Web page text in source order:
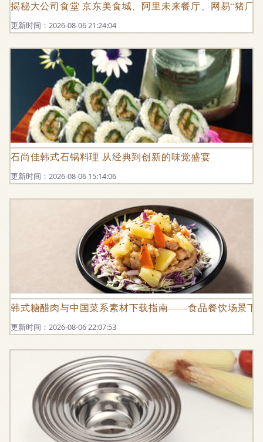
揭秘大公司食堂 京东美食城、阿里未来餐厅、网易“猪厂
更新时间：2026-08-06 21:24:04
石尚佳韩式石锅料理 从经典到创新的味觉盛宴
更新时间：2026-08-06 15:14:06
韩式糖醋肉与中国菜系素材下载指南——食品餐饮场景下
更新时间：2026-08-06 22:07:53